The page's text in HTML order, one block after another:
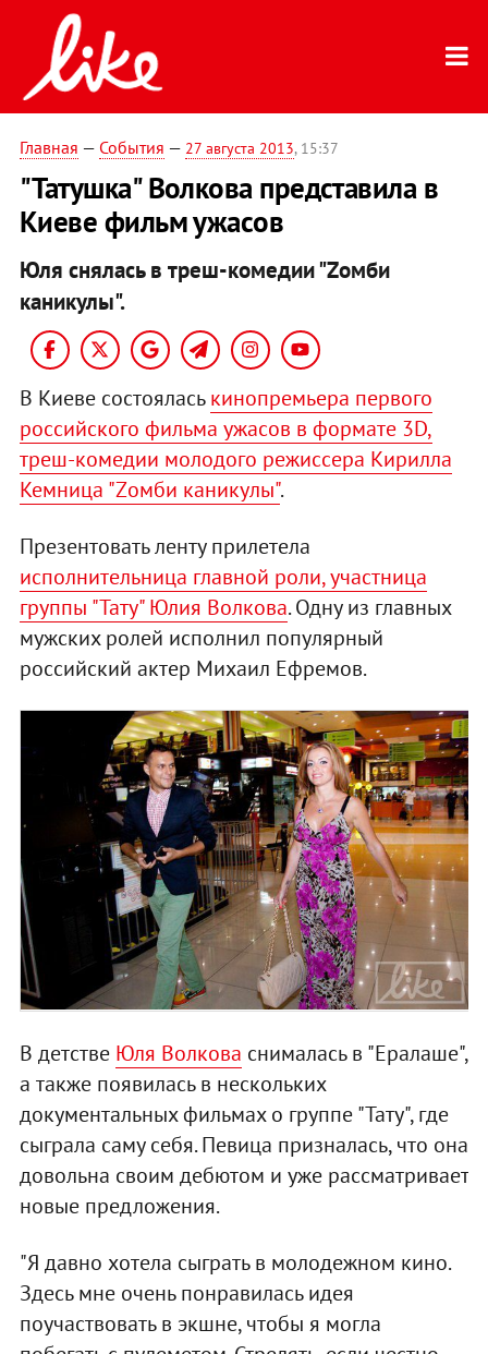
Главная — События — 27 августа 2013, 15:37
"Татушка" Волкова представила в
Киеве фильм ужасов
Юля снялась в треш-комедии "Zомби
каникулы".
В Киеве состояласькинопремьера первого
российского фильма ужасов в формате 3D,
треш-комедии молодого режиссера Кирилла
Кемница "Zомби каникулы".
Презентовать ленту прилетела
исполнительница главной роли, участница
группы "Тату" Юлия Волкова. Одну из главных
мужских ролей исполнил популярный
российский актер Михаил Ефремов.
В детстве Юля Волкова снималась в "Ералаше",
а также появилась в нескольких
документальных фильмах о группе "Тату", где
сыграла саму себя. Певица призналась, что она
довольна своим дебютом и уже рассматривает
новые предложения.
"Я давно хотела сыграть в молодежном кино.
Здесь мне очень понравилась идея
поучаствовать в экшне, чтобы я могла